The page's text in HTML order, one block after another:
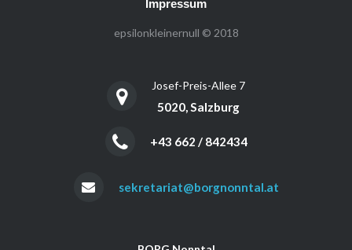
Impressum
epsilonkleinernull © 2018
Josef-Preis-Allee 7
5020, Salzburg
+43 662 / 842434
sekretariat@borgnonntal.at